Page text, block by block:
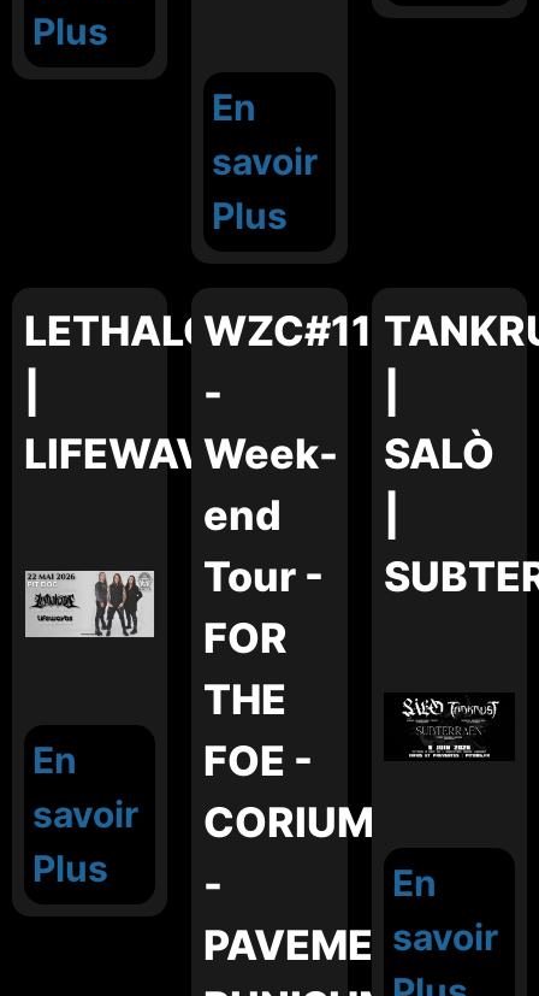
Plus
En
savoir
Plus
LETHALCORE
LIFEWAVES
En
savoir
Plus
WZC#11
-
Week-
end
Tour -
FOR
THE
FOE -
CORIUM
-
PAVEMENT
SALÒ
En
savoir